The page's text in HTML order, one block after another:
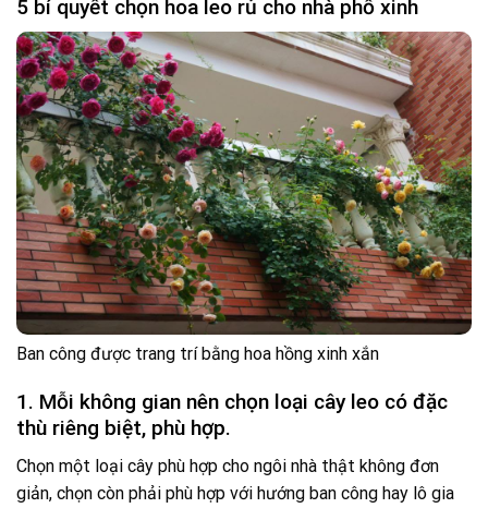
5 bí quyết chọn hoa leo rủ cho nhà phố xinh
Ban công được trang trí bằng hoa hồng xinh xắn
1. Mỗi không gian nên chọn loại cây leo có đặc
thù riêng biệt, phù hợp.
Chọn một loại cây phù hợp cho ngôi nhà thật không đơn
giản, chọn còn phải phù hợp với hướng ban công hay lô gia